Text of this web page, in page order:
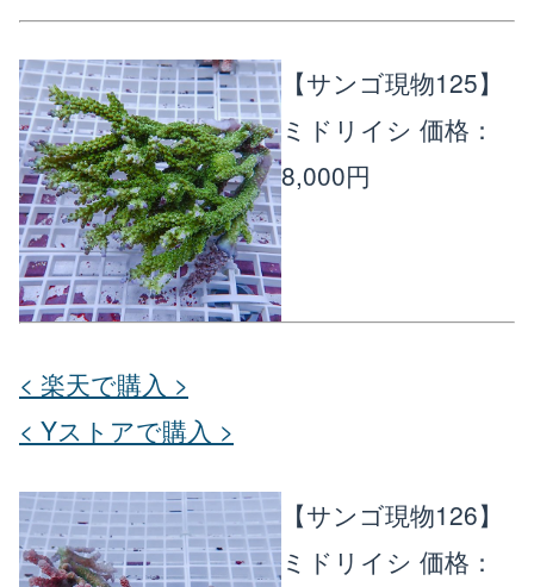
【サンゴ現物125】
ミドリイシ 価格：
8,000円
< 楽天で購入 >
< Yストアで購入 >
【サンゴ現物126】
ミドリイシ 価格：